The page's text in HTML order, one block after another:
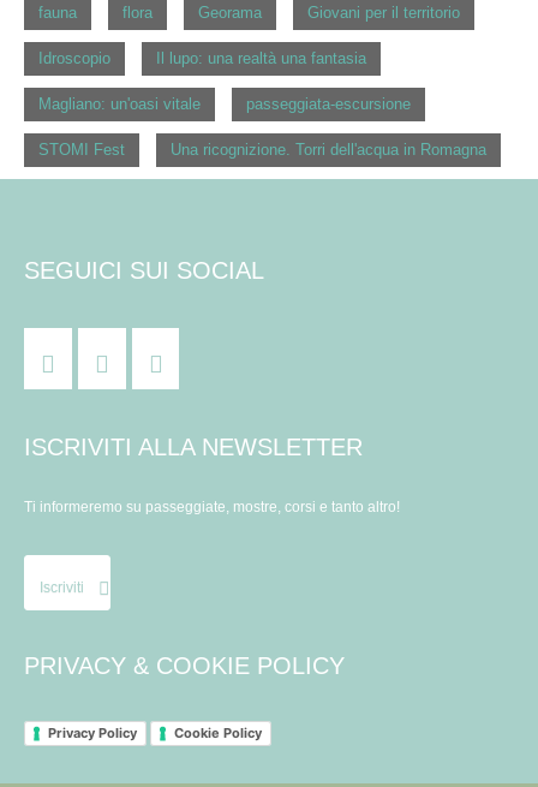
fauna flora Georama Giovani per il territorio
Idroscopio Il lupo: una realtà una fantasia
Magliano: un'oasi vitale passeggiata-escursione
STOMI Fest Una ricognizione. Torri dell'acqua in Romagna
SEGUICI SUI SOCIAL
ISCRIVITI ALLA NEWSLETTER
Ti informeremo su passeggiate, mostre, corsi e tanto altro!
Iscriviti
PRIVACY & COOKIE POLICY
Privacy Policy Cookie Policy